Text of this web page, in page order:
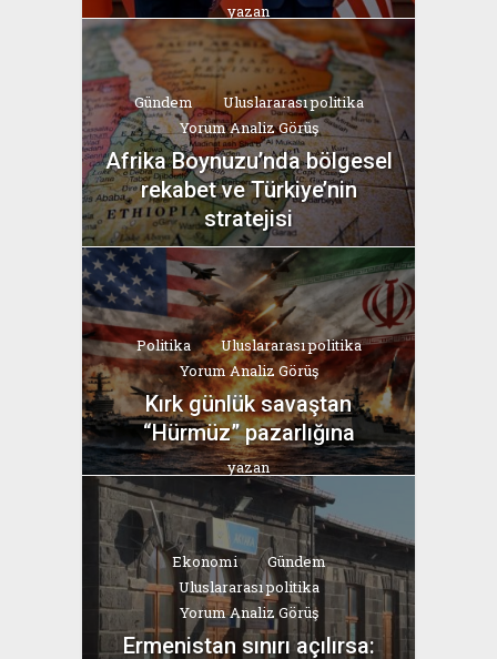
yazan
Bahri Ak
Gündem
Uluslararası politika
Yorum Analiz Görüş
Afrika Boynuzu’nda bölgesel
rekabet ve Türkiye’nin
stratejisi
yazan
Bahri Ak
Politika
Uluslararası politika
Yorum Analiz Görüş
Kırk günlük savaştan
“Hürmüz” pazarlığına
yazan
Bahri Ak
Ekonomi
Gündem
Uluslararası politika
Yorum Analiz Görüş
Ermenistan sınırı açılırsa: